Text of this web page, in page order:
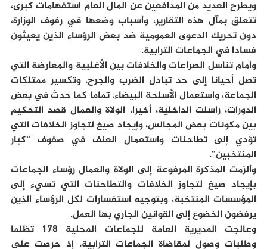
ويطرح العديد من المدافعين عن المال العام استفهامات كبرى،
تتعلق بمآل هذه التقارير، وأسباب وضعها في رفوف الوزارة،
دون تحريك الدعوى العمومية ضد بعض الرؤساء الذين يعيثون
فسادا في الجماعات الترابية.
وأمام تناسل الصراعات والخلافات بين الأغلبية والمعارضة التي
تصل أحيانا إلى حد تبادل الضرب والجرح، وتكسير ممتلكات
الجماعة، واستعمال الأسلحة البيضاء، تماما كما حدث في بعض
الدورات، راسلت الداخلية، أخيرا، الولاة والعمال قصد التحكيم
بين مكونات بعض المجالس، وإيجاد صيغ لتجاوز الخلافات التي
تؤدي إلى تطاحنات واستعمال العنف في صفوف “كبار
المنتخبين”.
وألزمت المذكرة المرفوعة إلى الولاة والعمال رؤساء الجماعات
بإيجاد صيغ لتجاوز الخلافات والتطاحنات التي تسيء إلى
المؤسسات المنتخبة، وبتوجيه استفسارات لكل الرؤساء الذين
يرفضون الخضوع إلى القوانين الجاري بها العمل.
وعالجت المديرية العامة للجماعات المحلية 178 تظلما
وطلبات وصول لمقاضاة الجماعات الترابية، إذ حرصت على